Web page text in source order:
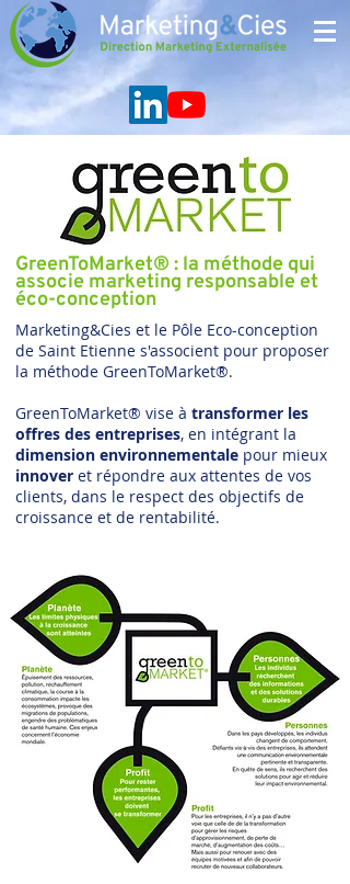
GreenToMarket® : la méthode qui
associe marketing responsable et
éco-conception
Marketing&Cies et le Pôle Eco-conception
de Saint Etienne s'associent pour proposer
la méthode GreenToMarket®.
GreenToMarket® vise à transformer les
offres des entreprises, en intégrant la
dimension environnementale pour mieux
innover et répondre aux attentes de vos
clients, dans le respect des objectifs de
croissance et de rentabilité.